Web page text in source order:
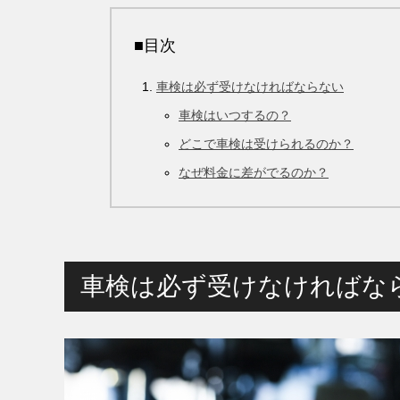
■目次
車検は必ず受けなければならない
車検はいつするの？
どこで車検は受けられるのか？
なぜ料金に差がでるのか？
車検は必ず受けなければな